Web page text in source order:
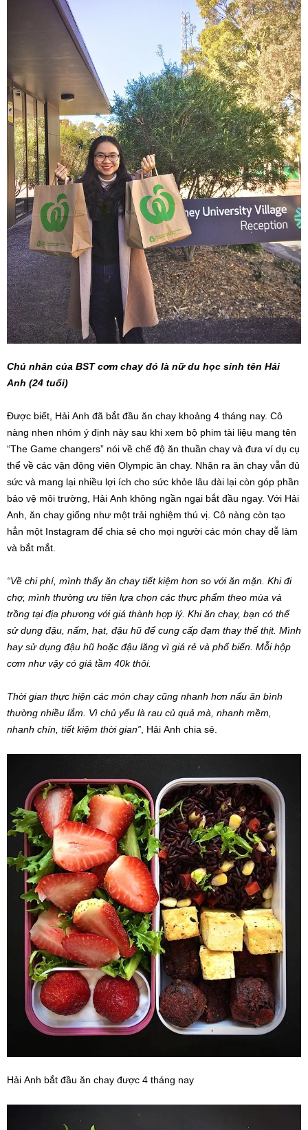
Chủ nhân của BST cơm chay đó là nữ du học sinh tên Hải
Anh (24 tuổi)
Được biết, Hải Anh đã bắt đầu ăn chay khoảng 4 tháng nay. Cô
nàng nhen nhóm ý định này sau khi xem bộ phim tài liệu mang tên
“The Game changers” nói về chế độ ăn thuần chay và đưa ví dụ cụ
thể về các vận động viên Olympic ăn chay. Nhận ra ăn chay vẫn đủ
sức và mang lại nhiều lợi ích cho sức khỏe lâu dài lại còn góp phần
bảo vệ môi trường, Hải Anh không ngần ngại bắt đầu ngay. Với Hải
Anh, ăn chay giống như một trải nghiệm thú vị. Cô nàng còn tạo
hẳn một Instagram để chia sẻ cho mọi người các món chay dễ làm
và bắt mắt.
“Về chi phí, mình thấy ăn chay tiết kiệm hơn so với ăn mặn. Khi đi
chợ, mình thường ưu tiên lựa chọn các thực phẩm theo mùa và
trồng tại địa phương với giá thành hợp lý. Khi ăn chay, bạn có thể
sử dụng đậu, nấm, hạt, đậu hũ để cung cấp đạm thay thế thịt. Mình
hay sử dụng đậu hũ hoặc đậu lăng vì giá rẻ và phổ biến. Mỗi hộp
cơm như vậy có giá tầm 40k thôi.
Thời gian thực hiện các món chay cũng nhanh hơn nấu ăn bình
thường nhiều lắm. Vì chủ yếu là rau củ quả mà, nhanh mềm,
nhanh chín, tiết kiệm thời gian”, Hải Anh chia sẻ.
Hải Anh bắt đầu ăn chay được 4 tháng nay